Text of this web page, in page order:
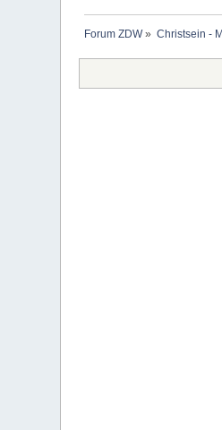
Forum ZDW» Christsein -